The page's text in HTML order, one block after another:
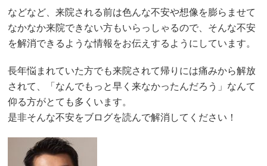
などなど、来院される前は色んな不安や想像を膨らませて
なかなか来院できない方もいらっしゃるので、そんな不安
を解消できるような情報をお伝えするようにしています。
長年悩まれていた方でも来院されて帰りには痛みから解放
されて、「なんでもっと早く来なかったんだろう」なんて
仰る方がとても多くいます。
是非そんな不安をブログを読んで解消してください！